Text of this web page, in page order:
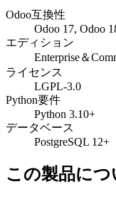
Odoo互換性
Odoo 17, Odoo
エディション
Enterprise＆
ライセンス
LGPL-3.0
Python要件
Python 3.10+
データベース
PostgreSQL 12+
この製品につ